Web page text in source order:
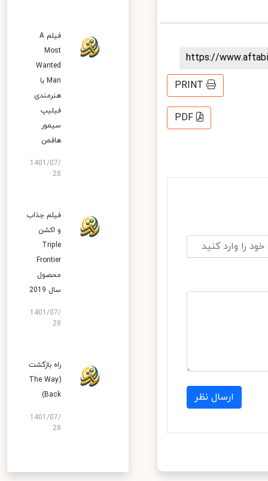
https://
PRINT
PDF
ارسال نظر
فیلم A
Most
Wanted
Man با
هنرمندی
فیلیپ
سیمور
هافمن
1401/07/
28
فیلم جذاب
و اکشن
Triple
Frontier
محصول
سال 2019
1401/07/
28
راه بازگشت
(The Way
Back)
1401/07/
28